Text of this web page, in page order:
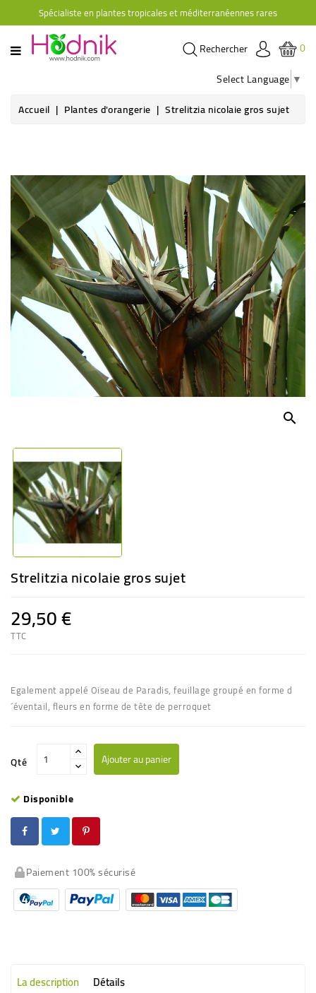
Spécialiste en plantes tropicales et méditerranéennes rares
CATÉGORIE
PLANTES
GRIMPANTES
HIBISCUS
BRUGMANSIAS
PLANTES
RUSTIQUES
PLANTES
RETOMBANTES
CACTÉES
PLANTES
DE
ENGRAIS
OFFRES
SPÉCIALES
PLANTES
PARFUMÉES
0
Rechercher
Select Language ▼
Accueil
Plantes d'orangerie Strelitzia nicolaie gros sujet
search
Strelitzia nicolaie gros sujet
29,50 €
TTC
Egalement appelé Oiseau de Paradis, feuillage groupé en forme d
´éventail, fleurs en forme de tête de perroquet
Qté Ajouter au panier
Disponible
Paiement 100% sécurisé
La description Détails